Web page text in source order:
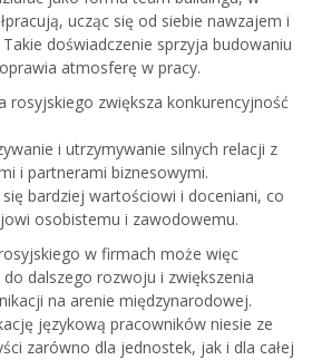
ucząc się od siebie nawzajem i
doświadczenie sprzyja budowaniu
atmosferę w pracy.
rosyjskiego zwiększa konkurencyjność
i utrzymywanie silnych relacji z
i partnerami biznesowymi.
bardziej wartościowi i doceniani, co
osobistemu i zawodowemu.
w firmach może więc
dalszego rozwoju i zwiększenia
na arenie międzynarodowej.
językową pracowników niesie ze
zarówno dla jednostek, jak i dla całej